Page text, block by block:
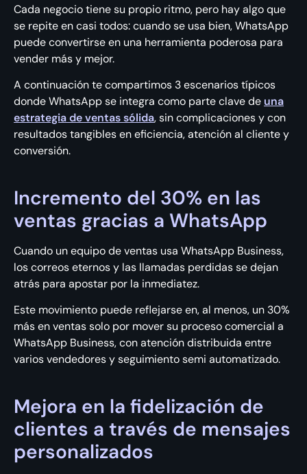
Cada negocio tiene su propio ritmo, pero hay algo que
se repite en casi todos: cuando se usa bien, WhatsApp
puede convertirse en una herramienta poderosa para
vender más y mejor.
A continuación te compartimos 3 escenarios típicos
donde WhatsApp se integra como parte clave de una
estrategia de ventas sólida, sin complicaciones y con
resultados tangibles en eficiencia, atención al cliente y
conversión.
Incremento del 30% en las
ventas gracias a WhatsApp
Cuando un equipo de ventas usa WhatsApp Business,
los correos eternos y las llamadas perdidas se dejan
atrás para apostar por la inmediatez.
Este movimiento puede reflejarse en, al menos, un 30%
más en ventas solo por mover su proceso comercial a
WhatsApp Business, con atención distribuida entre
varios vendedores y seguimiento semi automatizado.
Mejora en la fidelización de
clientes a través de mensajes
personalizados